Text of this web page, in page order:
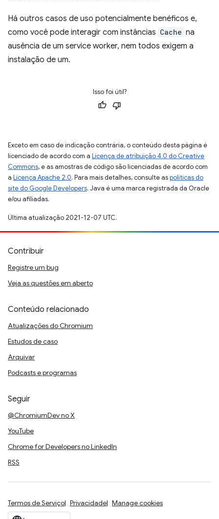
Há outros casos de uso potencialmente benéficos e,
como você pode interagir com instâncias Cache na
ausência de um service worker, nem todos exigem a
instalação de um.
Isso foi útil?
Exceto em caso de indicação contrária, o conteúdo desta página é
licenciado de acordo com a Licença de atribuição 4.0 do Creative
Commons, e as amostras de código são licenciadas de acordo com
a Licença Apache 2.0. Para mais detalhes, consulte aspolíticas do
site do Google Developers. Java é uma marca registrada da Oracle
e/ou afiliadas.
Última atualização 2021-12-07 UTC.
Contribuir
Registre um bug
Veja as questões em aberto
Conteúdo relacionado
Atualizações do Chromium
Estudos de caso
Arquivar
Podcasts e programas
Seguir
@ChromiumDev no X
YouTube
Chrome for Developers no LinkedIn
RSS
Termos de Serviço Privacidade Manage cookies